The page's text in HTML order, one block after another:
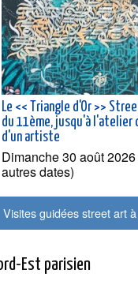
Le << Triangle d'Or >>
du 11ème, jusqu'à l'atelier
d'un artiste
Dimanche 30 août
autres dates)
Visites guidées street art
Est parisien